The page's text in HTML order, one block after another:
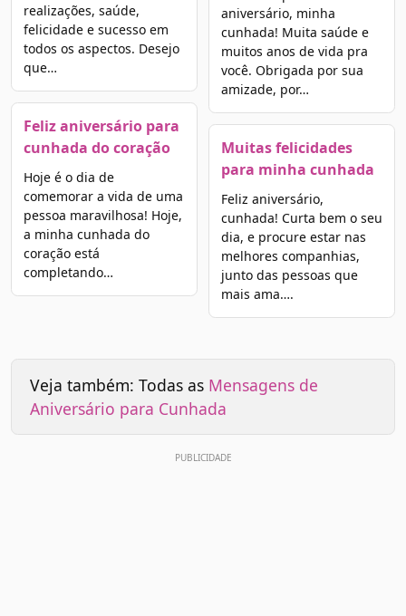
realizações, saúde,
felicidade e sucesso em
todos os aspectos. Desejo
que…
Feliz aniversário para
cunhada do coração
Hoje é o dia de
comemorar a vida de uma
pessoa maravilhosa! Hoje,
a minha cunhada do
coração está
completando…
aniversário, minha
cunhada! Muita saúde e
muitos anos de vida pra
você. Obrigada por sua
amizade, por…
Muitas felicidades
para minha cunhada
Feliz aniversário,
cunhada! Curta bem o seu
dia, e procure estar nas
melhores companhias,
junto das pessoas que
mais ama….
Veja também: Todas as Mensagens de
Aniversário para Cunhada